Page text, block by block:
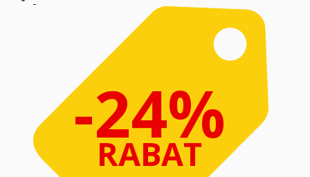
-24%
RABAT